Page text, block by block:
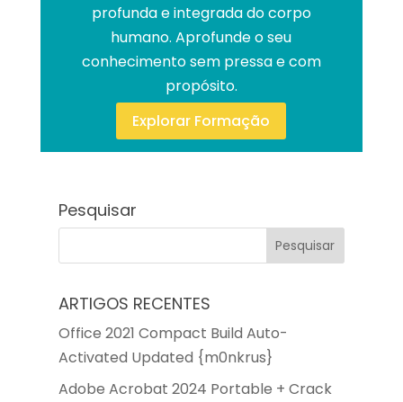
profunda e integrada do corpo
humano. Aprofunde o seu
conhecimento sem pressa e com
propósito.
Explorar Formação
Pesquisar
ARTIGOS RECENTES
Office 2021 Compact Build Auto-
Activated Updated {m0nkrus}
Adobe Acrobat 2024 Portable + Crack